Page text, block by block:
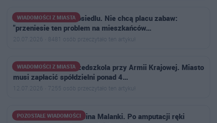
WIADOMOŚCI Z MIASTA
Narasta konflikt na osiedlu. Nie chcą placu zabaw:
"przeniesie ten problem na mieszkańców…
20.07.2026 · 8481 osób przeczytało ten artykuł
WIADOMOŚCI Z MIASTA
Wyrok w sprawie przedszkola przy Armii Krajowej. Miasto
musi zapłacić spółdzielni ponad 4…
12.07.2026 · 7255 osób przeczytało ten artykuł
POZOSTAŁE WIADOMOŚCI
Trwa zbiórka dla Marcina Malanki. Po amputacji ręki